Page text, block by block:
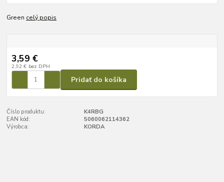
Green celý popis
3,59 €
2,92 € bez DPH
Pridať do košíka
Číslo produktu:
K4RBG
EAN kód:
5060062114362
Výrobca:
KORDA